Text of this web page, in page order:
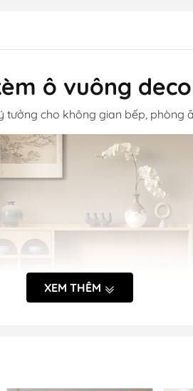
ô vuông
tưởng cho không gian bếp, phòng
XEM THÊM